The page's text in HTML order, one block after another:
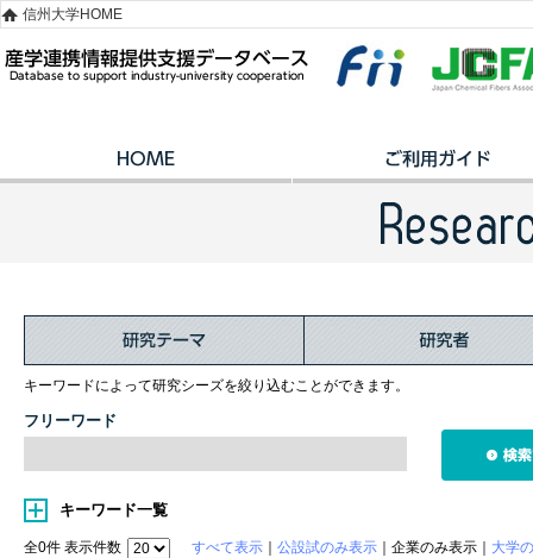
信州大学HOME
キーワードによって研究シーズを絞り込むことができます。
フリーワード
キーワード一覧
全0件 表示件数 すべて表示 公設試のみ表示 ｜企業のみ表示｜ 大学